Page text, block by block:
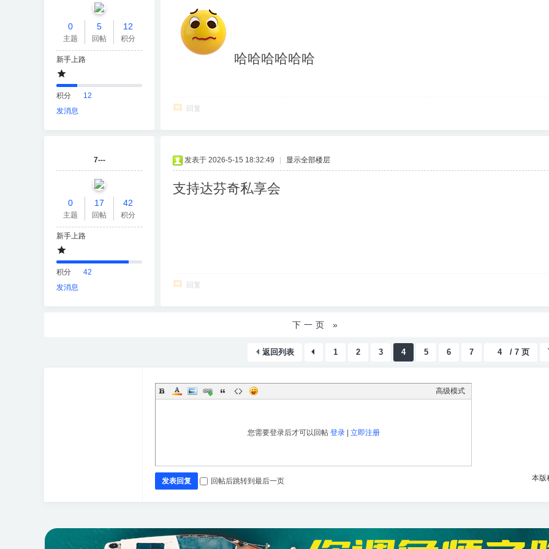
0
主题
5
回帖
12
积分
新手上路
积分
12
发消息
哈哈哈哈哈哈
回复
7---
0
主题
17
回帖
42
积分
新手上路
积分
42
发消息
发表于 2026-5-15 18:32:49 显示全部楼层
支持达芬奇私享会
回复
下一页 »
1 2 3 4 5 6 7 / 7 页
返回列表
高级模式
您需要登录后才可以回帖 登录| 立即注册
本版
发表回复 回帖后跳转到最后一页